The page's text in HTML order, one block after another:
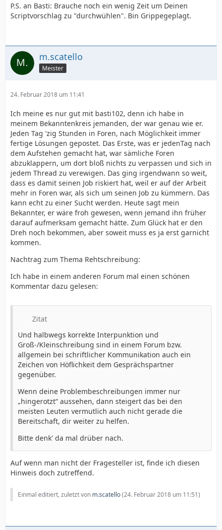
P.S. an Basti: Brauche noch ein wenig Zeit um Deinen
Scriptvorschlag zu "durchwühlen". Bin Grippegeplagt.
m.scatello
Meister
24. Februar 2018 um 11:41
Ich meine es nur gut mit basti102, denn ich habe in
meinem Bekanntenkreis jemanden, der war genau wie er.
Jeden Tag 'zig Stunden in Foren, nach Möglichkeit immer
fertige Lösungen gepostet. Das Erste, was er jedenTag nach
dem Aufstehen gemacht hat, war sämliche Foren
abzuklappern, um dort bloß nichts zu verpassen und sich in
jedem Thread zu verewigen. Das ging irgendwann so weit,
dass es damit seinen Job riskiert hat, weil er auf der Arbeit
mehr in Foren war, als sich um seinen Job zu kümmern. Das
kann echt zu einer Sucht werden. Heute sagt mein
Bekannter, er wäre froh gewesen, wenn jemand ihn früher
darauf aufmerksam gemacht hätte. Zum Glück hat er den
Dreh noch bekommen, aber soweit muss es ja erst garnicht
kommen.
Nachtrag zum Thema Rehtschreibung:
Ich habe in einem anderen Forum mal einen schönen
Kommentar dazu gelesen:
Zitat
Und halbwegs korrekte Interpunktion und
Groß-/Kleinschreibung sind in einem Forum bzw.
allgemein bei schriftlicher Kommunikation auch ein
Zeichen von Höflichkeit dem Gesprächspartner
gegenüber.
Wenn deine Problembeschreibungen immer nur
„hingerotzt“ aussehen, dann steigert das bei den
meisten Leuten vermutlich auch nicht gerade die
Bereitschaft, dir weiter zu helfen.
Bitte denk' da mal drüber nach.
Auf wenn man nicht der Fragesteller ist, finde ich diesen
Hinweis doch zutreffend.
Einmal editiert, zuletzt von m.scatello(24. Februar 2018 um 11:51)